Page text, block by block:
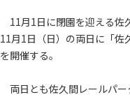
11月1日に閉園を迎える佐
11月1日（日）の両日に「佐
を開催する。
両日とも佐久間レールパ